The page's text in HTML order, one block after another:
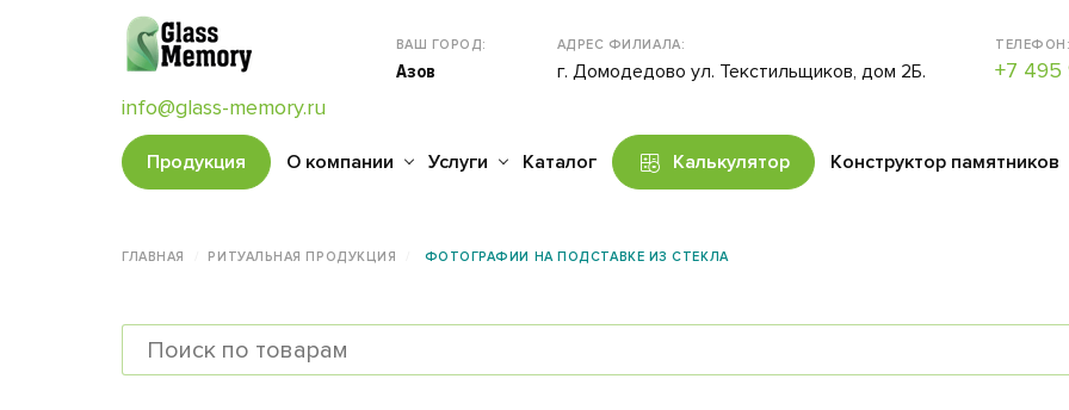
info@glass-memory.ru
ВАШ ГОРОД:
Азов
АДРЕС ФИЛИАЛА:
г. Домодедово ул. Текстильщиков, дом 2Б.
ТЕЛЕФОН:
+7 495
Продукция О компании Услуги Каталог Калькулятор Конструктор памятников
ГЛАВНАЯ РИТУАЛЬНАЯ ПРОДУКЦИЯ ФОТОГРАФИИ НА ПОДСТАВКЕ ИЗ СТЕКЛА